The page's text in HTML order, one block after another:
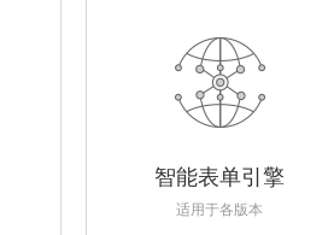
智能表单引擎
适用于各版本